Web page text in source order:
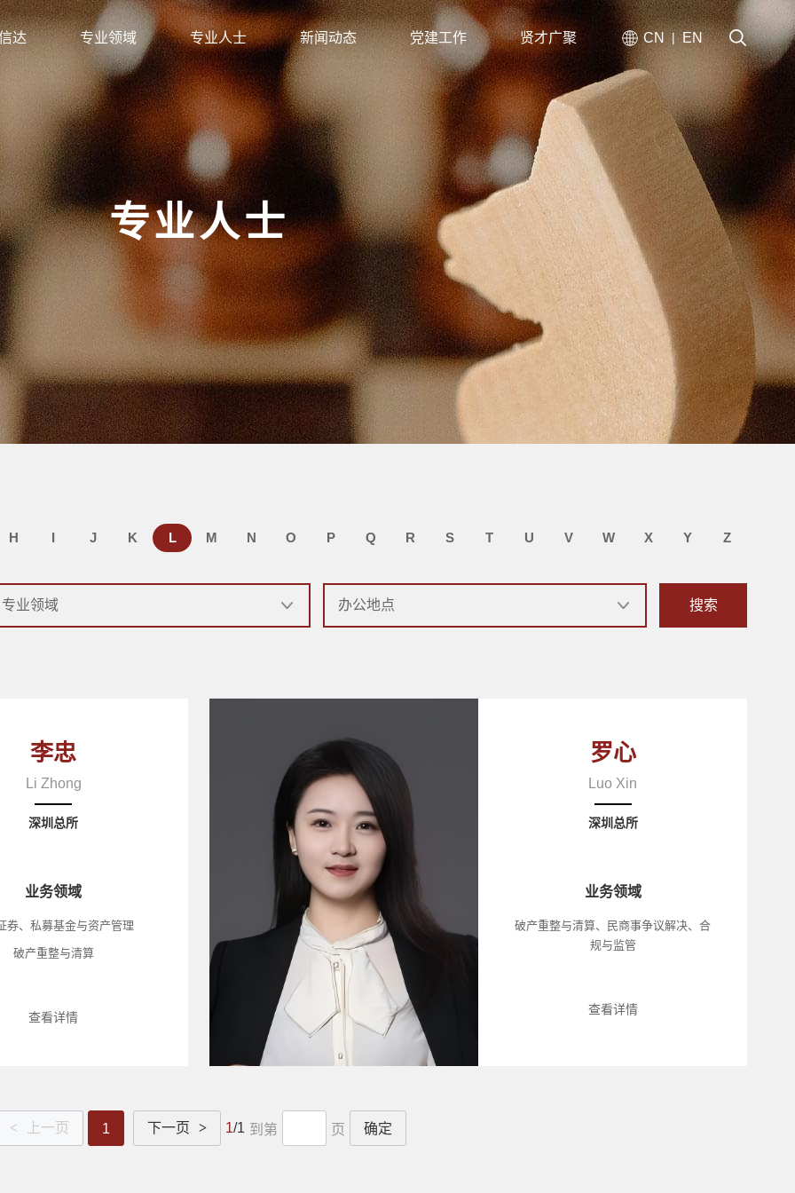
达 专业领域 专业人士 新闻动态 党建工作 贤才广聚 CN |EN
专业人士
H I J K L M N O P Q R S T U V W X Y Z
搜索
李忠
Li Zhong
深圳总所
业务领域
券、私募基金与资产管理
破产重整与清算
查看详情
罗心
Luo Xin
深圳总所
业务领域
破产重整与清算、民商事争议解决、合
规与监管
查看详情
< 上一页 1 下一页 > 1/1 到第 页 确定